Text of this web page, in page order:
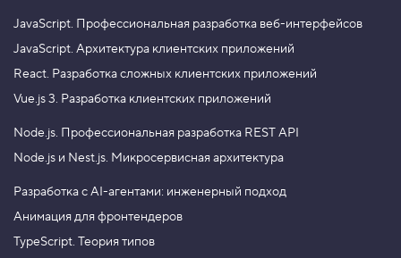
JavaScript. Профессиональная разработка веб-интерфейсов
JavaScript. Архитектура клиентских приложений
React. Разработка сложных клиентских приложений
Vue.js 3. Разработка клиентских приложений
Node.js. Профессиональная разработка REST API
Node.js и Nest.js. Микросервисная архитектура
Разработка с AI-агентами: инженерный подход
Анимация для фронтендеров
TypeScript. Теория типов